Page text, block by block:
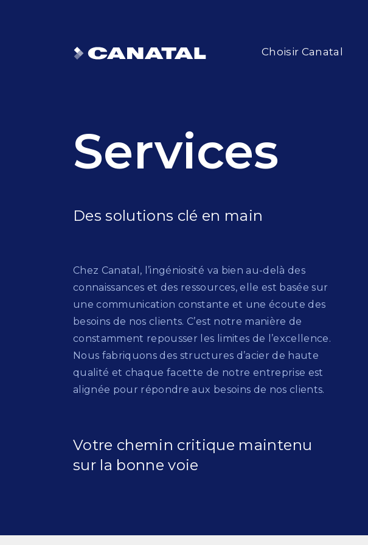
Choisir Canatal
Services
Des solutions clé en main
Chez Canatal, l’ingéniosité va bien au-delà des
connaissances et des ressources, elle est basée sur
une communication constante et une écoute des
besoins de nos clients. C’est notre manière de
constamment repousser les limites de l’excellence.
Nous fabriquons des structures d’acier de haute
qualité et chaque facette de notre entreprise est
alignée pour répondre aux besoins de nos clients.
Votre chemin critique maintenu
sur la bonne voie